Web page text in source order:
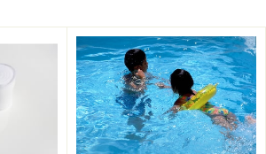
になりえますが、ご存知の通り、最も